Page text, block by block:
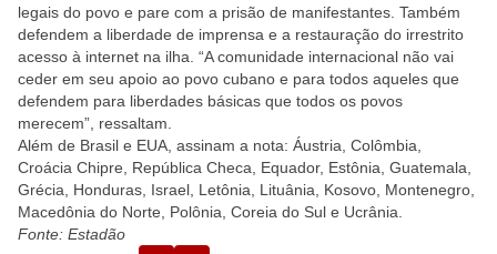
legais do povo e pare com a prisão de manifestantes. Também
defendem a liberdade de imprensa e a restauração do irrestrito
acesso à internet na ilha. “A comunidade internacional não vai
ceder em seu apoio ao povo cubano e para todos aqueles que
defendem para liberdades básicas que todos os povos
merecem”, ressaltam.
Além de Brasil e EUA, assinam a nota: Áustria, Colômbia,
Croácia Chipre, República Checa, Equador, Estônia, Guatemala,
Grécia, Honduras, Israel, Letônia, Lituânia, Kosovo, Montenegro,
Macedônia do Norte, Polônia, Coreia do Sul e Ucrânia.
Fonte: Estadão